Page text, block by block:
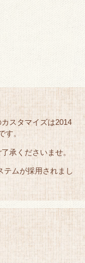
スタマイズは2014
す。
承くださいませ。
テムが採用されまし